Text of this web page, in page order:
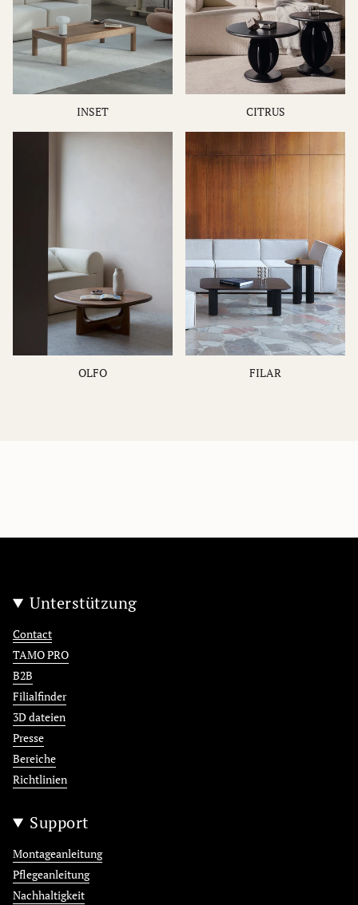
INSET CITRUS
OLFO FILAR
Unterstützung
Contact
TAMO PRO
B2B
Filialfinder
3D dateien
Presse
Bereiche
Richtlinien
Support
Montageanleitung
Pflegeanleitung
Nachhaltigkeit